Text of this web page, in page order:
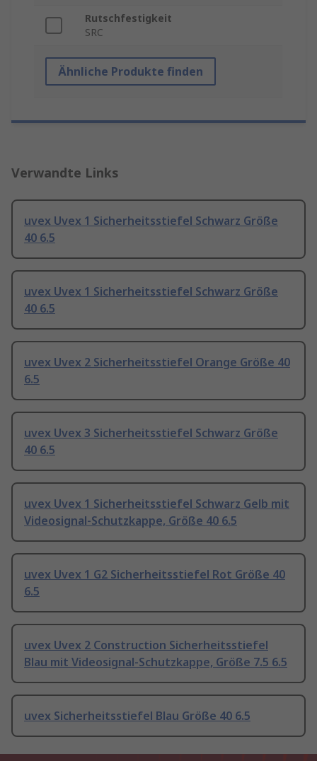
Rutschfestigkeit
SRC
Ähnliche Produkte finden
Verwandte Links
uvex Uvex 1 Sicherheitsstiefel Schwarz Größe
40 6.5
uvex Uvex 1 Sicherheitsstiefel Schwarz Größe
40 6.5
uvex Uvex 2 Sicherheitsstiefel Orange Größe 40
6.5
uvex Uvex 3 Sicherheitsstiefel Schwarz Größe
40 6.5
uvex Uvex 1 Sicherheitsstiefel Schwarz Gelb mit
Videosignal-Schutzkappe, Größe 40 6.5
uvex Uvex 1 G2 Sicherheitsstiefel Rot Größe 40
6.5
uvex Uvex 2 Construction Sicherheitsstiefel
Blau mit Videosignal-Schutzkappe, Größe 7.5 6.5
uvex Sicherheitsstiefel Blau Größe 40 6.5